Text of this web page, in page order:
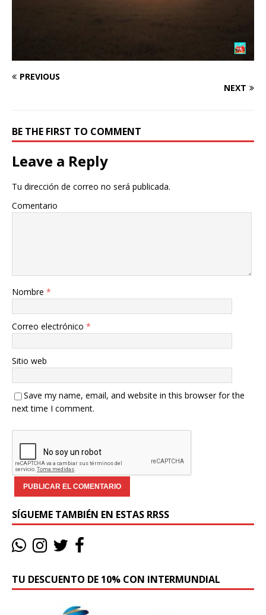
PREVIOUS
NEXT
BE THE FIRST TO COMMENT
Leave a Reply
Tu dirección de correo no será publicada.
Comentario
Nombre *
Correo electrónico *
Sitio web
Save my name, email, and website in this browser for the
next time I comment.
SÍGUEME TAMBIÉN EN ESTAS RRSS
TU DESCUENTO DE 10% CON INTERMUNDIAL